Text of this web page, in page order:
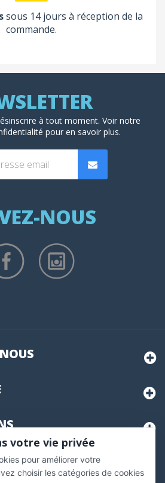
sous 14 jours à réception de la
commande.
à tout moment. Voir notre
pour en savoir plus.
NOUS
Société des Avis Garantis,
votre vie privée
pour améliorer votre
choisir les catégories de cookies